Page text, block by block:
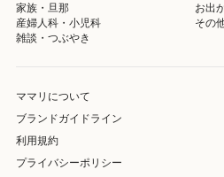
家族・旦那
お出
産婦人科・小児科
その
雑談・つぶやき
ママリについて
ブランドガイドライン
利用規約
プライバシーポリシー